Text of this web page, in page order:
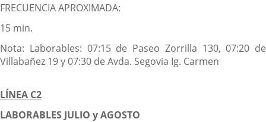
FRECUENCIA APROXIMADA:
15 min.
Nota: Laborables: 07:15 de Paseo Zorrilla 130, 07:20 de
Villabañez 19 y 07:30 de Avda. Segovia Ig. Carmen
LÍNEA C2
LABORABLES JULIO y AGOSTO